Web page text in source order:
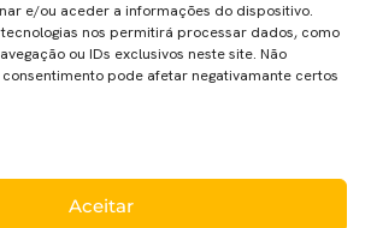
e/ou aceder a informações do dispositivo.
nos permitirá processar dados, como
ou IDs exclusivos neste site. Não
pode afetar negativamante certos
Aceitar
é um exemplo de um ótimo filme de terror